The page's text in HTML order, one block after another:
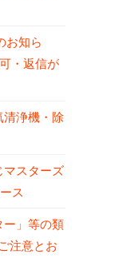
お知ら
・返信が
清浄機・除
マスターズ
ス
ー」等の類
注意とお